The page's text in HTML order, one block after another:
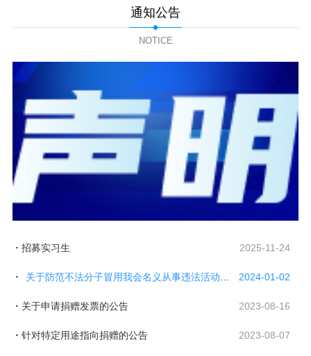
通知公告
NOTICE
招募实习生 2025-11-24
2024-01-02
关于申请捐赠发票的公告 2023-08-16
针对特定用途指向捐赠的公告 2023-08-07